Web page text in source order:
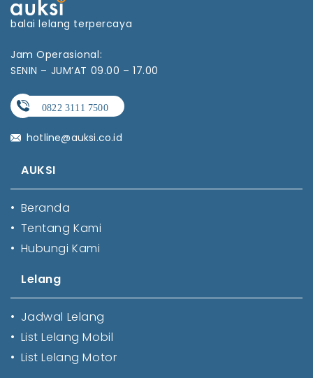
balai lelang terpercaya
Jam Operasional:
SENIN – JUM’AT 09.00 – 17.00
hotline@auksi.co.id
AUKSI
• Beranda
• Tentang Kami
• Hubungi Kami
Lelang
• Jadwal Lelang
• List Lelang Mobil
• List Lelang Motor